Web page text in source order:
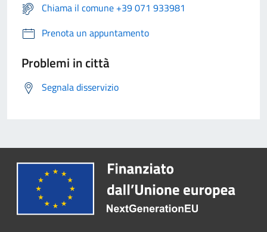
Chiama il comune +39 071 933981
Prenota un appuntamento
Problemi in città
Segnala disservizio